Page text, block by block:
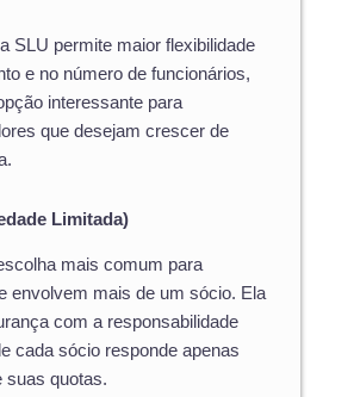
SLU permite maior flexibilidade
e no número de funcionários,
interessante para
que desejam crescer de
Limitada)
mais comum para
envolvem mais de um sócio. Ela
com a responsabilidade
cada sócio responde apenas
suas quotas.